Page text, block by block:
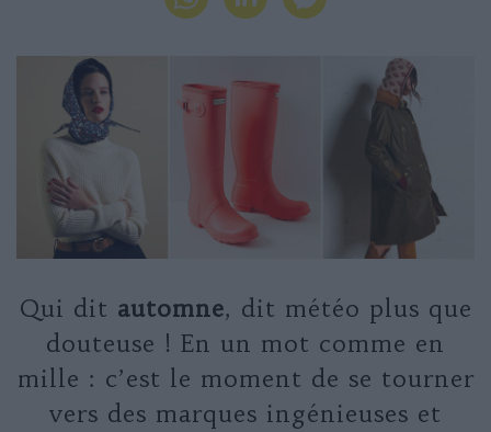
Qui dit automne, dit météo plus que
douteuse ! En un mot comme en
mille : c’est le moment de se tourner
vers des marques ingénieuses et